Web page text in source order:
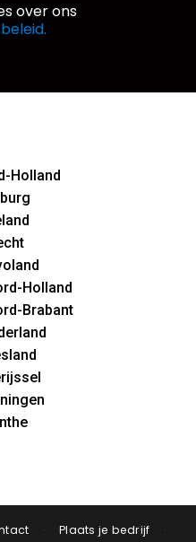
over ons
Holland
Holland
Brabant
· Plaats je bedrijf
·